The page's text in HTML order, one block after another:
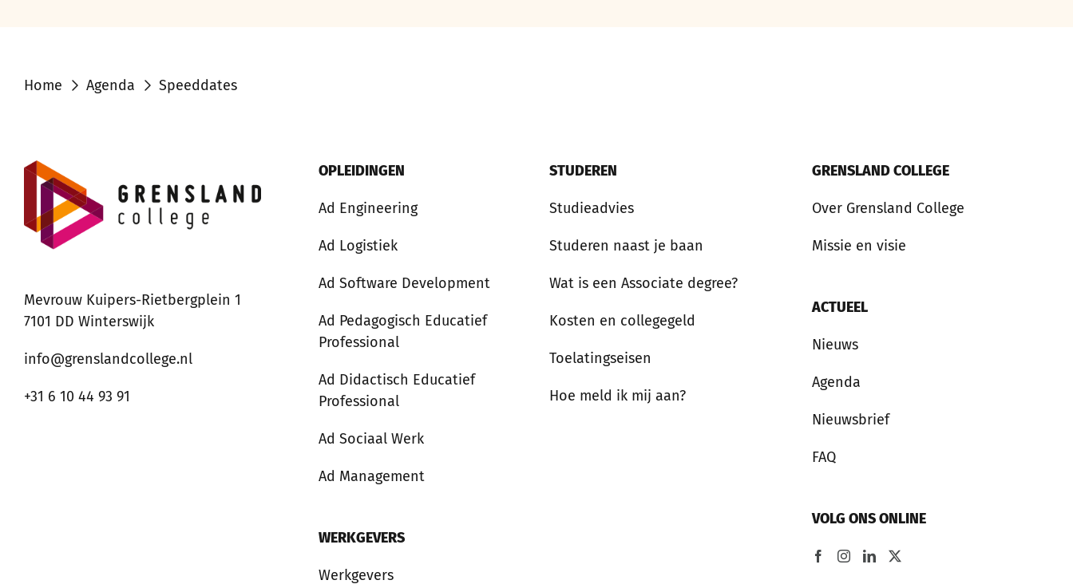
Home Agenda Speeddates
Mevrouw Kuipers-Rietbergplein 1
7101 DD Winterswijk
info@grenslandcollege.nl
+31 6 10 44 93 91
OPLEIDINGEN
Ad Engineering
Ad Logistiek
Ad Software Development
Ad Pedagogisch Educatief
Professional
Ad Didactisch Educatief
Professional
Ad Sociaal Werk
Ad Management
WERKGEVERS
Werkgevers
STUDEREN
Studieadvies
Studeren naast je baan
Wat is een Associate degree?
Kosten en collegegeld
Toelatingseisen
Hoe meld ik mij aan?
GRENSLAND COLLEGE
Over Grensland College
Missie en visie
ACTUEEL
Nieuws
Agenda
Nieuwsbrief
FAQ
VOLG ONS ONLINE